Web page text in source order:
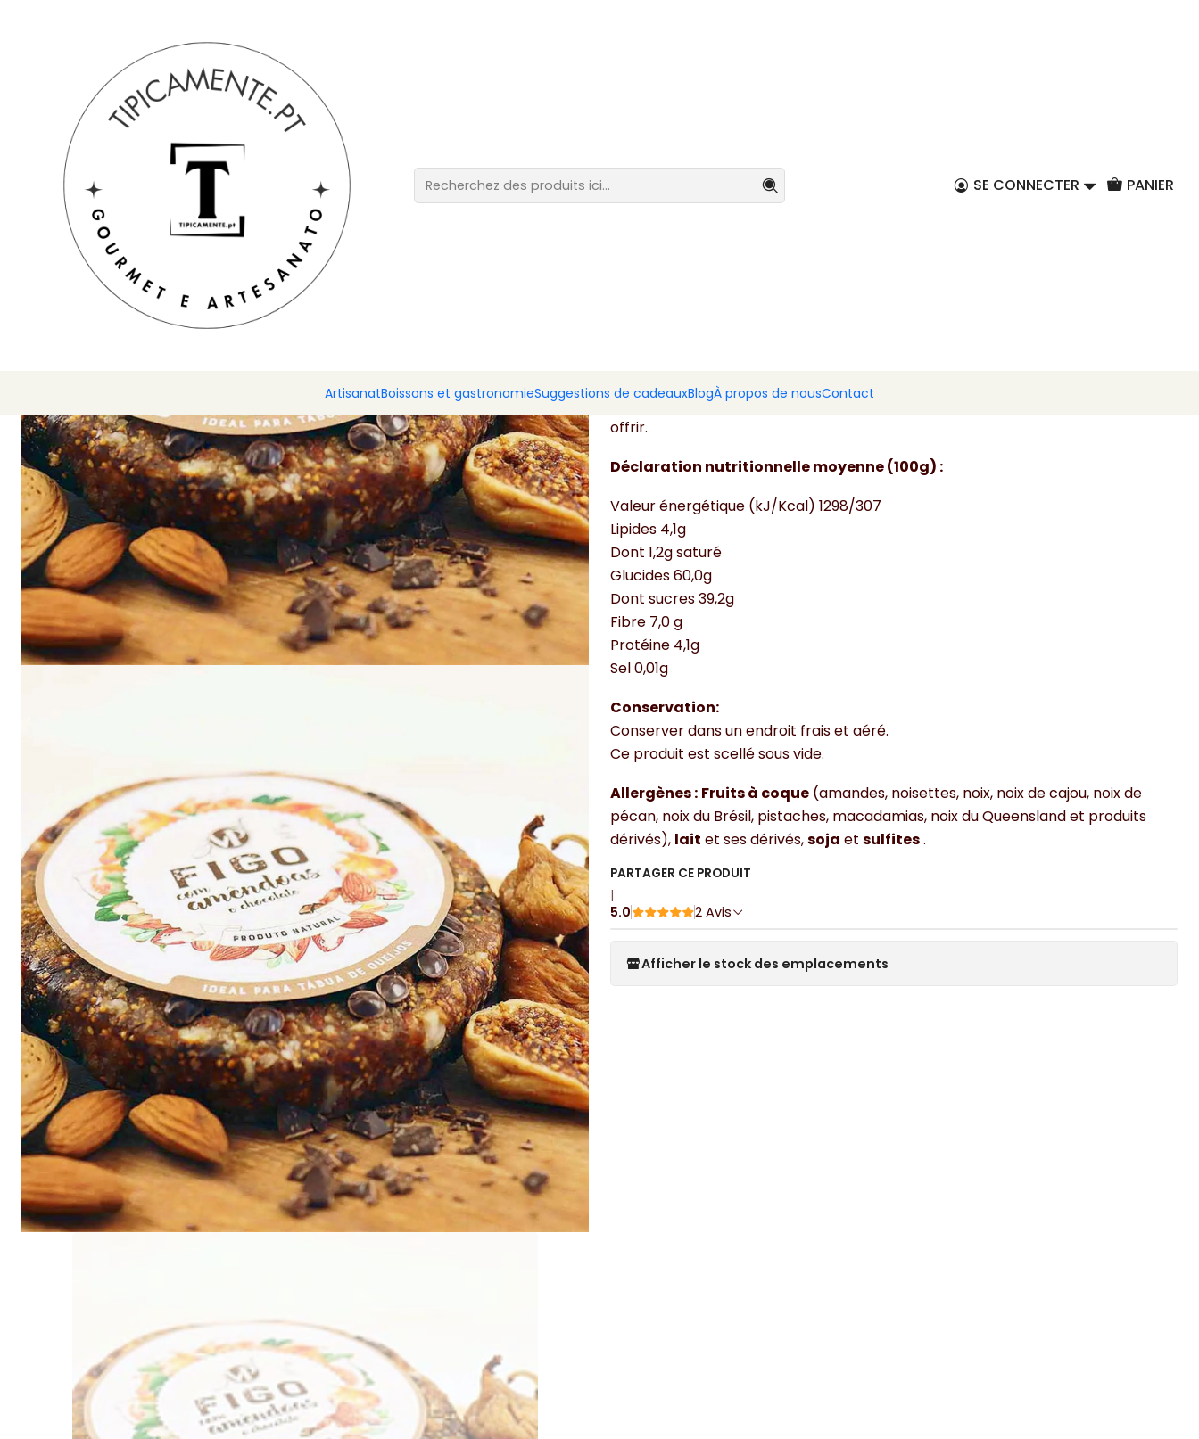
SE CONNECTER PANIER
ArtisanatBoissons et gastronomieSuggestions de cadeauxBlogÀ propos de nousContact
Boissons et gastronomie Miel et confitures
Ajouter au panier
L’une des meilleures combinaisons de fruits et de baies que la terre puisse nous
offrir.
Déclaration nutritionnelle moyenne (100g) :
Valeur énergétique (kJ/Kcal) 1298/307
Lipides 4,1g
Dont 1,2g saturé
Glucides 60,0g
Dont sucres 39,2g
Fibre 7,0 g
Protéine 4,1g
Sel 0,01g
Conservation:
Conserver dans un endroit frais et aéré.
Ce produit est scellé sous vide.
Allergènes : Fruits à coque (amandes, noisettes, noix, noix de cajou, noix de
pécan, noix du Brésil, pistaches, macadamias, noix du Queensland et produits
dérivés), lait et ses dérivés,soja et sulfites.
PARTAGER CE PRODUIT
|
5.0 2 Avis
Afficher le stock des emplacements